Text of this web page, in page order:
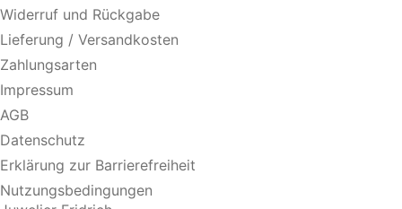
Widerruf und Rückgabe
Lieferung / Versandkosten
Zahlungsarten
Impressum
AGB
Datenschutz
Erklärung zur Barrierefreiheit
Nutzungsbedingungen